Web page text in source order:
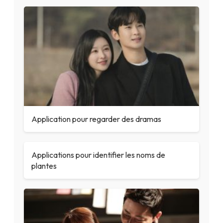
Application pour regarder des dramas
Applications pour identifier les noms de
plantes